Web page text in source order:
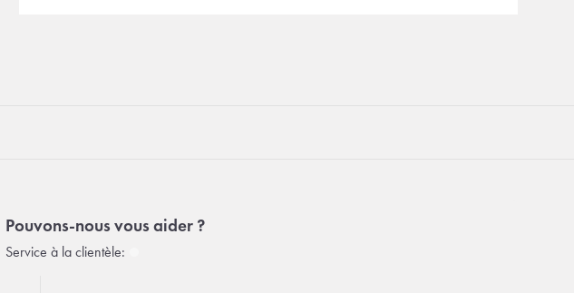
Pouvons-nous vous aider ?
Service à la clientèle: